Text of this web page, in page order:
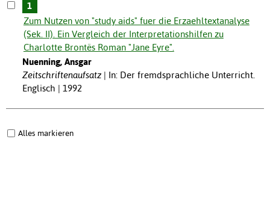
1
Zum Nutzen von "study aids" fuer die Erzaehltextanalyse
(Sek. II). Ein Vergleich der Interpretationshilfen zu
Charlotte Brontës Roman "Jane Eyre".
Nuenning, Ansgar
Zeitschriftenaufsatz
In: Der fremdsprachliche Unterricht.
Englisch | 1992
Alles markieren